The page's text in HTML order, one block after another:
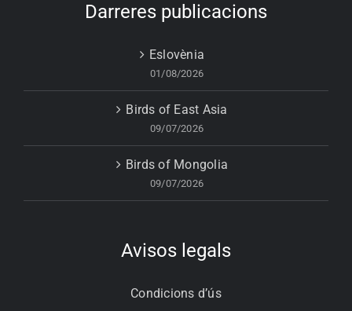
Darreres publicacions
Eslovènia
01/08/2026
Birds of East Asia
09/07/2026
Birds of Mongolia
09/07/2026
Avisos legals
Condicions d’ús